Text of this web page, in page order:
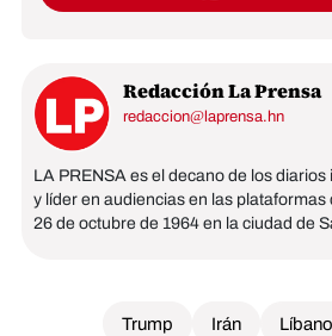
Redacción La Prensa
redaccion@laprensa.hn
LA PRENSA es el decano de los
y líder en audiencias en las plataformas
26 de octubre de 1964 en la ciudad de
Trump Irán Líbano